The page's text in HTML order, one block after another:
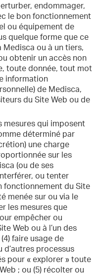
endommager,
le bon fonctionnement
ou équipement de
quelque forme que ce
Medisca ou à un tiers,
obtenir un accès non
toute donnée, tout mot
information
de Medisca,
du Site Web ou de
mesures qui imposent
déterminé par
une charge
sur les
(ou de ses
ou tenter
fonctionnement du Site
menée sur ou via le
les mesures que
empêcher ou
Web ou à l’un des
faire usage de
d’autres processus
pour « explorer » toute
; ou (5) récolter ou